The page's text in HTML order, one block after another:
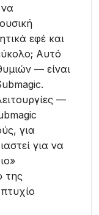
εφέ και
Αυτό
— είναι
—
για
για να
της